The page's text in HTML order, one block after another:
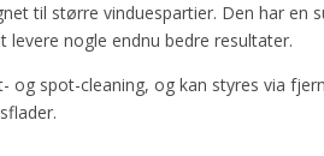
til større vinduespartier. Den har
nogle endnu bedre resultater.
og spot-cleaning, og kan styres via